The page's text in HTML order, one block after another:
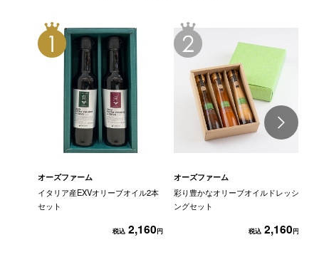
オーズファーム
イタリア産EXVオリーブオイル2本
セット
税込 2,160円
オーズファーム
彩り豊かなオリーブオイルドレッシ
ングセット
税込 2,160円